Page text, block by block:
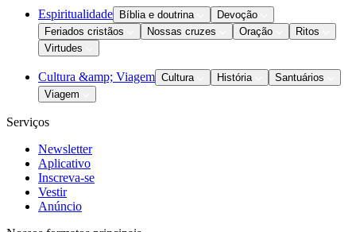
Espiritualidade Bíblia e doutrina
Devoção
Feriados cristãos
Nossas cruzes Oração
Ritos
Virtudes
Cultura &amp; Viagem Cultura História
Santuários
Viagem
Serviços
Newsletter
Aplicativo
Inscreva-se
Vestir
Anúncio